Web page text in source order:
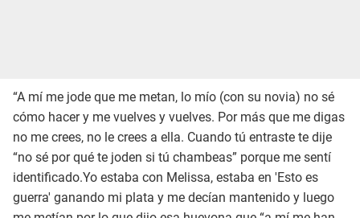
“A mí me jode que me metan, lo mío (con su novia) no sé
cómo hacer y me vuelves y vuelves. Por más que me digas
no me crees, no le crees a ella. Cuando tú entraste te dije
“no sé por qué te joden si tú chambeas” porque me sentí
identificado.Yo estaba con Melissa, estaba en 'Esto es
guerra' ganando mi plata y me decían mantenido y luego